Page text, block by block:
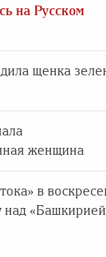
на Русском
щенка
женщина
в
над